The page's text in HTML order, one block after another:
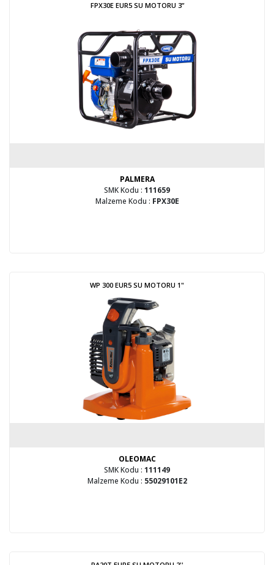
FPX30E EUR5 SU MOTORU 3”
PALMERA
SMK Kodu : 111659
Malzeme Kodu : FPX30E
WP 300 EUR5 SU MOTORU 1"
OLEOMAC
SMK Kodu : 111149
Malzeme Kodu : 55029101E2